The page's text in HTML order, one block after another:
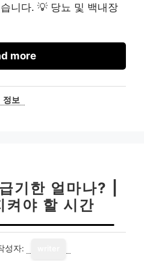
니다. 💡 당뇨 및 백내장
more
카정보
기한 얼마나? |
켜야 할 시간
성자: